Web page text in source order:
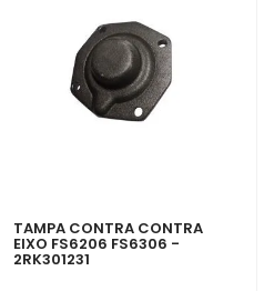
TAMPA CONTRA CONTRA
EIXO FS6206 FS6306 -
2RK301231